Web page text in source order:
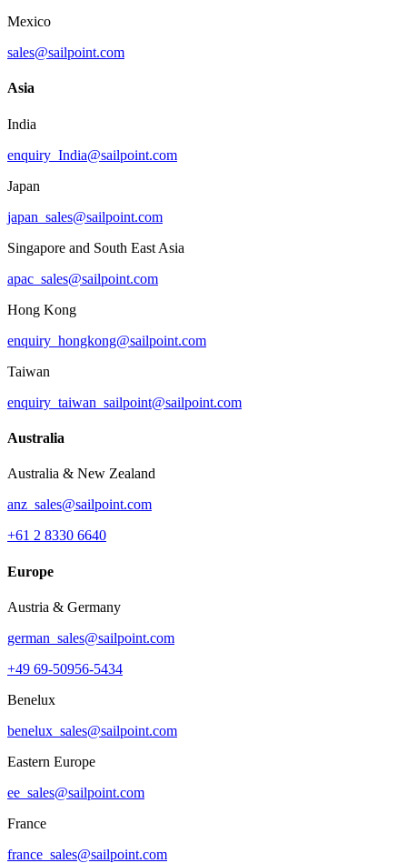
Mexico
sales@sailpoint.com
Asia
India
enquiry_India@sailpoint.com
Japan
japan_sales@sailpoint.com
Singapore and South East Asia
apac_sales@sailpoint.com
Hong Kong
enquiry_hongkong@sailpoint.com
Taiwan
enquiry_taiwan_sailpoint@sailpoint.com
Australia
Australia & New Zealand
anz_sales@sailpoint.com
+61 2 8330 6640
Europe
Austria & Germany
german_sales@sailpoint.com
+49 69-50956-5434
Benelux
benelux_sales@sailpoint.com
Eastern Europe
ee_sales@sailpoint.com
France
france_sales@sailpoint.com